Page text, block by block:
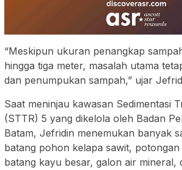
“Meskipun ukuran penangkap
hingga tiga meter, masalah utama
dan penumpukan sampah,” ujar
Saat meninjau kawasan Sedimentasi
(STTR) 5 yang dikelola oleh Badan
Batam, Jefridin menemukan banyak
batang pohon kelapa sawit,
batang kayu besar, galon air mineral,